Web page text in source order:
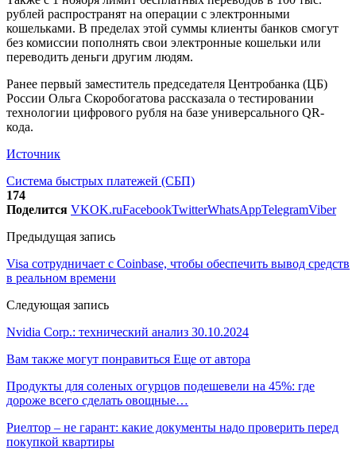
рублей распространят на операции с электронными
кошельками. В пределах этой суммы клиенты банков смогут
без комиссии пополнять свои электронные кошельки или
переводить деньги другим людям.
Ранее первый заместитель председателя Центробанка (ЦБ)
России Ольга Скоробогатова рассказала о тестировании
технологии цифрового рубля на базе универсального QR-
кода.
Источник
Система быстрых платежей (СБП)
174
Поделится VKOK.ruFacebookTwitterWhatsAppTelegramViber
Предыдущая запись
Visa сотрудничает с Coinbase, чтобы обеспечить вывод средств
в реальном времени
Следующая запись
Nvidia Corp.: технический анализ 30.10.2024
Вам также могут понравиться Еще от автора
Продукты для соленых огурцов подешевели на 45%: где
дороже всего сделать овощные…
Риелтор – не гарант: какие документы надо проверить перед
покупкой квартиры